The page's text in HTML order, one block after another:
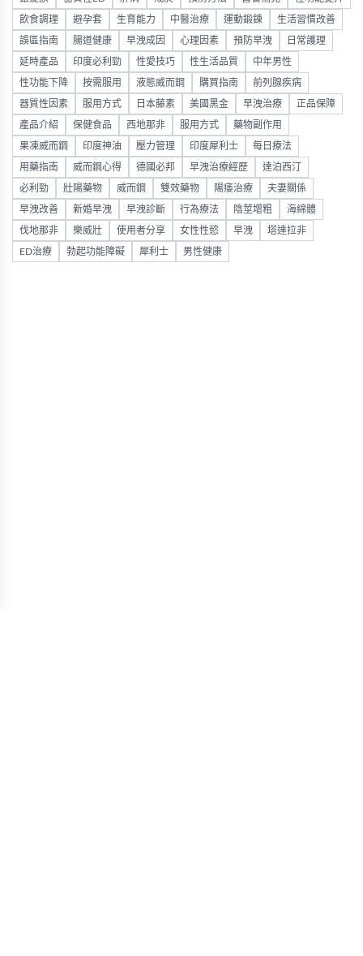
飲食調理 避孕套 生育能力 中醫治療 運動鍛鍊 生活習慣改善
誤區指南 腸道健康 早洩成因 心理因素 預防早洩 日常護理
延時產品 印度必利勁 性愛技巧 性生活品質 中年男性
性功能下降 按需服用 液態威而鋼 購買指南 前列腺疾病
器質性因素 服用方式 日本藤素 美國黑金 早洩治療 正品保障
產品介紹 保健食品 西地那非 服用方式 藥物副作用
果凍威而鋼 印度神油 壓力管理 印度犀利士 每日療法
用藥指南 威而鋼心得 德國必邦 早洩治療經歷 達泊西汀
必利勁 壯陽藥物 威而鋼 雙效藥物 陽痿治療 夫妻關係
早洩改善 新婚早洩 早洩診斷 行為療法 陰莖增粗 海綿體
伐地那非 樂威壯 使用者分享 女性性慾 早洩 塔達拉非
ED治療 勃起功能障礙 犀利士 男性健康